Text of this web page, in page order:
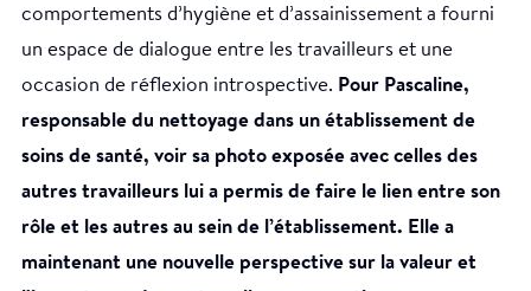
comportements d’hygiène et d’assainissement a fourni
un espace de dialogue entre les travailleurs et une
occasion de réflexion introspective. Pour Pascaline,
responsable du nettoyage dans un établissement de
soins de santé, voir sa photo exposée avec celles des
autres travailleurs lui a permis de faire le lien entre son
rôle et les autres au sein de l’établissement. Elle a
maintenant une nouvelle perspective sur la valeur et